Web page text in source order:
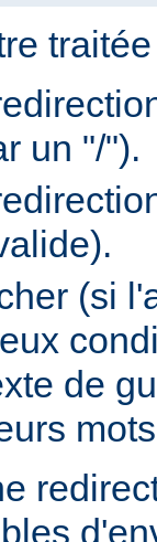
un "/").
(si
de